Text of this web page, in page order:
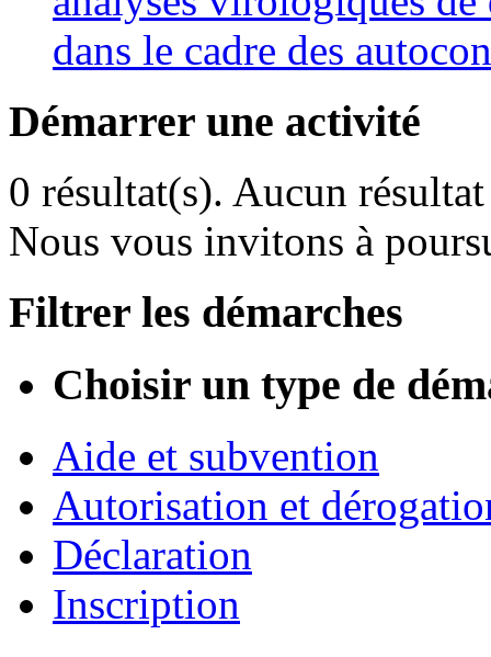
dans le cadre des
Démarrer une activité
0 résultat(s). Aucun
Nous vous invitons à
Filtrer les démarches
Choisir un type de
Aide et subvention
Autorisation et
Déclaration
Inscription